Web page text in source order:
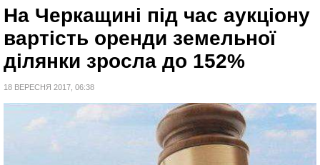
На Черкащині під час аукціону
вартість оренди земельної
ділянки зросла до 152%
18 ВЕРЕСНЯ 2017, 06:38